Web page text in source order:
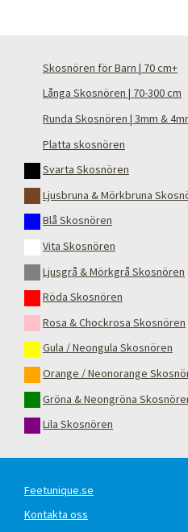
Skosnören för Barn | 70 cm+
Långa Skosnören | 70-300 cm
Runda Skosnören | 3mm &
Platta skosnören
Svarta Skosnören
Ljusbruna & Mörkbruna
Blå Skosnören
Vita Skosnören
Ljusgrå & Mörkgrå Skosnören
Röda Skosnören
Rosa & Chockrosa Skosnören
Gula / Neongula Skosnören
Orange / Neonorange
Gröna & Neongröna
Lila Skosnören
Feetunique.se
Kontakta oss